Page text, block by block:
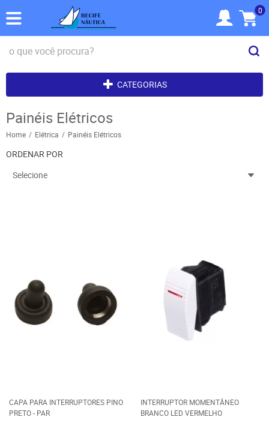
0
CATEGORIAS
Painéis Elétricos
Home Elétrica Painéis Elétricos
ORDENAR POR
Selecione
CAPA PARA INTERRUPTORES PINO
PRETO - PAR
INTERRUPTOR MOMENTÂNEO
BRANCO LED VERMELHO